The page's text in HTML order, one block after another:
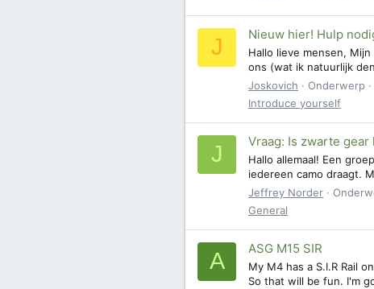
J Nieuw hier! Hulp
Hallo lieve mensen,
ons (wat ik natuurlijk
Joskovich
Onderwerp
Introduce yourself
J Vraag: Is zwarte
Hallo allemaal! Een
iedereen camo draagt.
Jeffrey Norder
General
A ASG M15 SIR
My M4 has a S.I.R Rail
So that will be fun. I'm